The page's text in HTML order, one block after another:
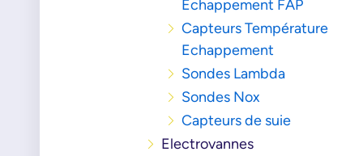
Echappement FAP
Capteurs Température
Echappement
Sondes Lambda
Sondes Nox
Capteurs de suie
Electrovannes